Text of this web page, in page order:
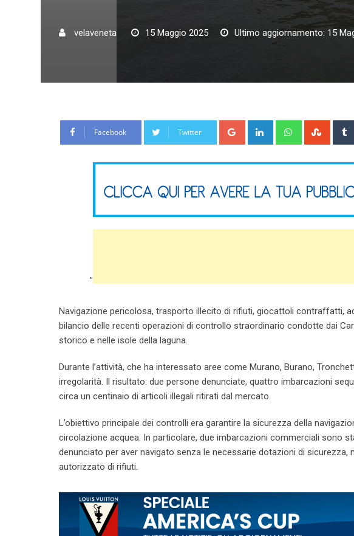
velaveneta 15 Maggio 2025 Ultimo aggiornamento: 15
Facebook Twitter Google+ LinkedIn Whatsapp
"
Navigazione pericolosa, trasporto illecito di rifiuti, giocattoli contraffatti,
bilancio delle recenti operazioni di controllo straordinario condotte dai
storico e nelle isole della laguna.
Durante l’attività, che ha interessato aree come Murano, Burano,
irregolarità. Il risultato: due persone denunciate, quattro imbarcazioni
circa un centinaio di articoli illegali ritirati dal mercato.
L’obiettivo principale dei controlli era garantire la sicurezza della
circolazione acquea. In particolare, due imbarcazioni commerciali sono
denunciato per aver navigato senza le necessarie dotazioni di
autorizzato di rifiuti.